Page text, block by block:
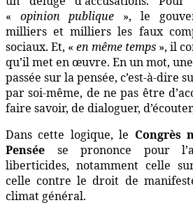
« opinion publique », le
milliers et milliers les faux
sociaux. Et, « en même temps », il
qu’il met en œuvre. En un mot,
passée sur la pensée, c’est-à-dire
par soi-même, de ne pas être
faire savoir, de dialoguer,
Dans cette logique, le Congrès
Pensée se prononce pour
liberticides, notamment celle
celle contre le droit de
climat général.